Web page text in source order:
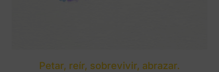
Petar, reír, sobrevivir, abrazar.